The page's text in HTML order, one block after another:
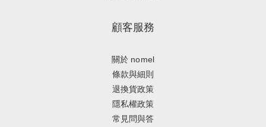
顧客服務
關於 nomel
條款與細則
退換貨政策
隱私權政策
常見問與答